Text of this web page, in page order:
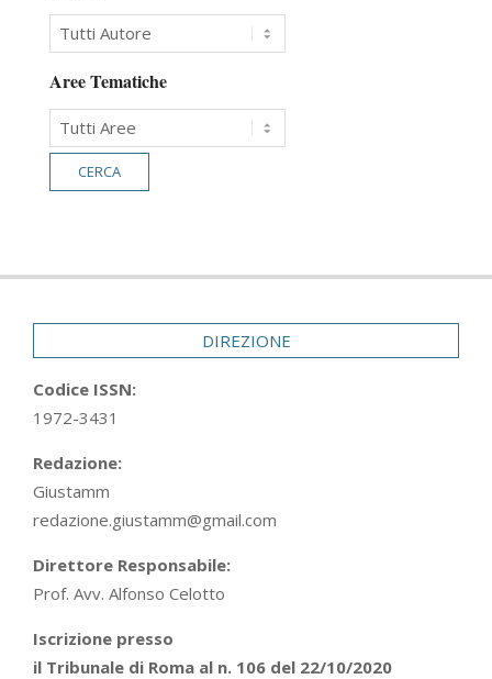
Aree Tematiche
DIREZIONE
Codice ISSN:
1972-3431
Redazione:
Giustamm
redazione.giustamm@gmail.com
Direttore Responsabile:
Prof. Avv. Alfonso Celotto
Iscrizione presso
il Tribunale di Roma al n. 106 del 22/10/2020